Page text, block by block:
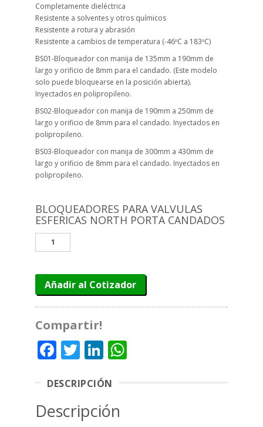
Completamente dieléctrica
Resistente a solventes y otros químicos
Resistente a rotura y abrasión
Resistente a cambios de temperatura (-46ºC a 183ºC)
BS01-Bloqueador con manija de 135mm a 190mm de
largo y orificio de 8mm para el candado. (Este modelo
solo puede bloquearse en la posición abierta).
Inyectados en polipropileno.
BS02-Bloqueador con manija de 190mm a 250mm de
largo y orificio de 8mm para el candado. Inyectados en
polipropileno.
BS03-Bloqueador con manija de 300mm a 430mm de
largo y orificio de 8mm para el candado. Inyectados en
polipropileno.
BLOQUEADORES PARA VALVULAS
ESFERICAS NORTH PORTA CANDADOS
BLOQUEADORES
PARA
ESFERICAS
NORTH
PORTA
CANDADOS
cantidad
Añadir al Cotizador
Compartir!
Facebook
TwitterLinkedIn
DESCRIPCIÓN
Descripción